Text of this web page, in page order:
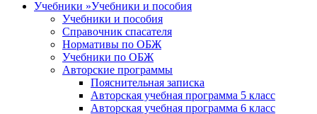
Учебники »Учебники и пособия
Учебники и пособия
Справочник спасателя
Нормативы по ОБЖ
Учебники по ОБЖ
Авторские программы
Пояснительная записка
Авторская учебная программа 5 класс
Авторская учебная программа 6 класс